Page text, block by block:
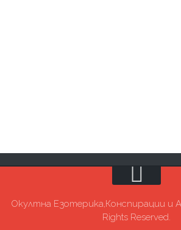
Окултна Езотерика,Конспирации и
Rights Reserved.